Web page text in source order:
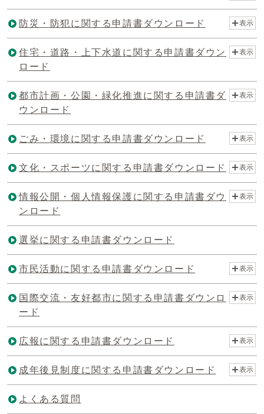
防災・防犯に関する申請書ダウンロード 表示
住宅・道路・上下水道に関する申請書ダウン
ロード
表示
都市計画・公園・緑化推進に関する申請書ダ
ウンロード
表示
ごみ・環境に関する申請書ダウンロード 表示
文化・スポーツに関する申請書ダウンロード 表示
情報公開・個人情報保護に関する申請書ダウ
ンロード
表示
選挙に関する申請書ダウンロード
市民活動に関する申請書ダウンロード 表示
国際交流・友好都市に関する申請書ダウンロ
ード
表示
広報に関する申請書ダウンロード 表示
成年後見制度に関する申請書ダウンロード 表示
よくある質問